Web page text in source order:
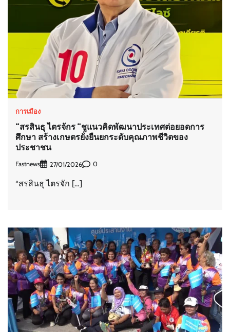
การเมือง
“สรสินธุ ไตรจักร “ชูแนวคิดพัฒนาประเทศต่อยอดการ
ศึกษา สร้างเกษตรยั่งยืนยกระดับคุณภาพชีวิตของ
ประชาชน
Fastnews 27/01/2026 0
“สรสินธุ ไตรจัก […]